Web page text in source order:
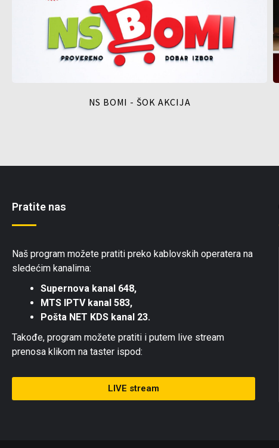
NS BOMI - ŠOK AKCIJA
Pratite nas
Naš program možete pratiti preko kablovskih operatera na
sledećim kanalima:
Supernova kanal 648,
MTS IPTV kanal 583,
Pošta NET KDS kanal 23.
Takođe, program možete pratiti i putem live stream
prenosa klikom na taster ispod:
LIVE stream